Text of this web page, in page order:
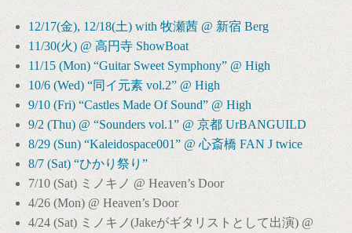
12/17(金), 12/18(土) with 牧瀬茜 @ 新宿 Berg
11/30(火) @ 高円寺 ShowBoat
11/15 (Mon) “Guitar Sweet Symphony” @ High
10/6 (Wed) “同イ元素 vol.2” @ High
9/10 (Fri) “Castles Made Of Sound” @ High
9/2 (Thu) @ “Sounders vol.1” @ 京都 UrBANGUILD
8/29 (Sun) “Kaleidospace001” @ 心斎橋 FAN J twice
8/7 (Sat) “ひかり祭り”
7/10 (Sat) ミノキノ @ Heaven’s Door
4/26 (Mon) @ Heaven’s Door
4/24 (Sat) ミノキノ(Jakeがギタリストとして出演) @